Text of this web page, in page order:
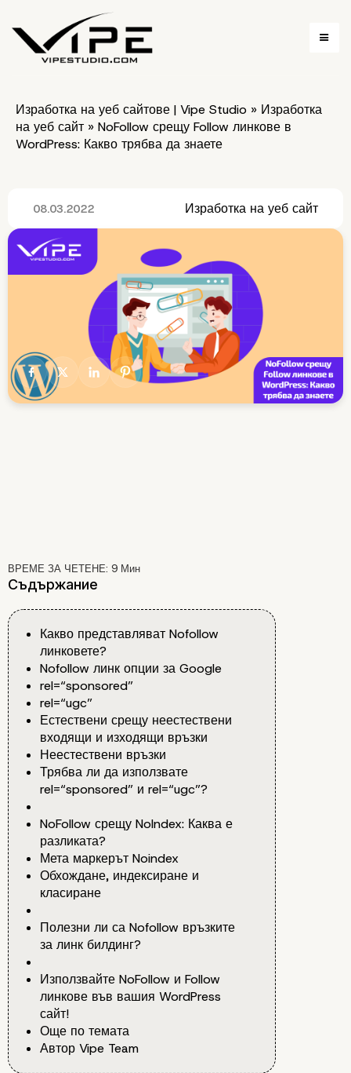
Изработка на уеб сайтове | Vipe Studio » Изработка
на уеб сайт » NoFollow срещу Follow линкове в
WordPress: Какво трябва да знаете
08.03.2022 Изработка на уеб сайт
ВРЕМЕ ЗА ЧЕТЕНЕ: 9 Мин
Съдържание
Какво представляват Nofollow
линковете?
Nofollow линк опции за Google
rel=“sponsored”
rel=“ugc”
Естествени срещу неестествени
входящи и изходящи връзки
Неестествени връзки
Трябва ли да използвате
rel=“sponsored” и rel=“ugc”?
NoFollow срещу NoIndex: Каква е
разликата?
Мета маркерът Noindex
Обхождане, индексиране и
класиране
Полезни ли са Nofollow връзките
за линк билдинг?
Използвайте NoFollow и Follow
линкове във вашия WordPress
сайт!
Още по темата
Автор Vipe Team